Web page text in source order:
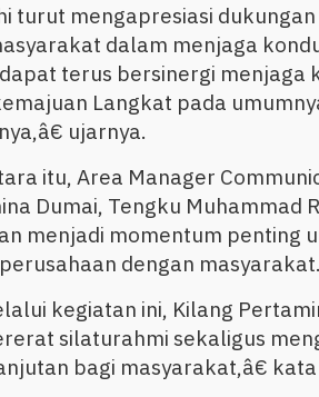
turut mengapresiasi
dalam menjaga
terus bersinergi menjaga
Langkat pada
ujarnya.
itu, Area Manager
Dumai, Tengku Muhammad
menjadi momentum penting
dengan masyarakat.
kegiatan ini, Kilang
silaturahmi sekaligus
bagi masyarakat,â€ kata